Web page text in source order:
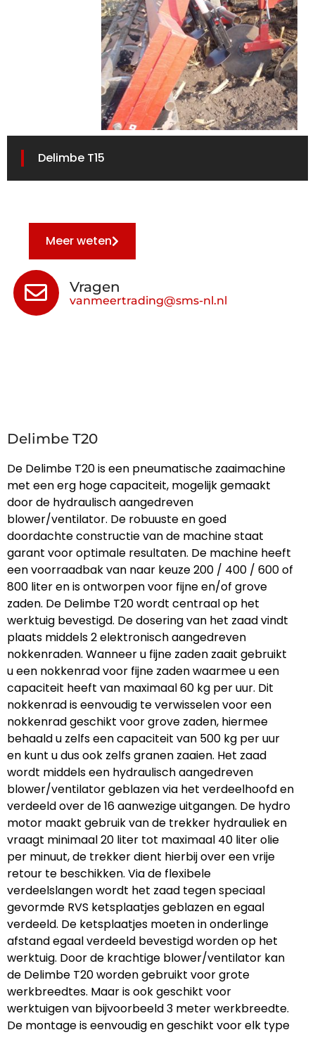
Delimbe T15
Meer weten
Vragen
vanmeertrading@sms-nl.nl
Delimbe T20
De Delimbe T20 is een pneumatische zaaimachine
met een erg hoge capaciteit, mogelijk gemaakt
door de hydraulisch aangedreven
blower/ventilator. De robuuste en goed
doordachte constructie van de machine staat
garant voor optimale resultaten. De machine heeft
een voorraadbak van naar keuze 200 / 400 / 600 of
800 liter en is ontworpen voor fijne en/of grove
zaden. De Delimbe T20 wordt centraal op het
werktuig bevestigd. De dosering van het zaad vindt
plaats middels 2 elektronisch aangedreven
nokkenraden. Wanneer u fijne zaden zaait gebruikt
u een nokkenrad voor fijne zaden waarmee u een
capaciteit heeft van maximaal 60 kg per uur. Dit
nokkenrad is eenvoudig te verwisselen voor een
nokkenrad geschikt voor grove zaden, hiermee
behaald u zelfs een capaciteit van 500 kg per uur
en kunt u dus ook zelfs granen zaaien. Het zaad
wordt middels een hydraulisch aangedreven
blower/ventilator geblazen via het verdeelhoofd en
verdeeld over de 16 aanwezige uitgangen. De hydro
motor maakt gebruik van de trekker hydrauliek en
vraagt minimaal 20 liter tot maximaal 40 liter olie
per minuut, de trekker dient hierbij over een vrije
retour te beschikken. Via de flexibele
verdeelslangen wordt het zaad tegen speciaal
gevormde RVS ketsplaatjes geblazen en egaal
verdeeld. De ketsplaatjes moeten in onderlinge
afstand egaal verdeeld bevestigd worden op het
werktuig. Door de krachtige blower/ventilator kan
de Delimbe T20 worden gebruikt voor grote
werkbreedtes. Maar is ook geschikt voor
werktuigen van bijvoorbeeld 3 meter werkbreedte.
De montage is eenvoudig en geschikt voor elk type